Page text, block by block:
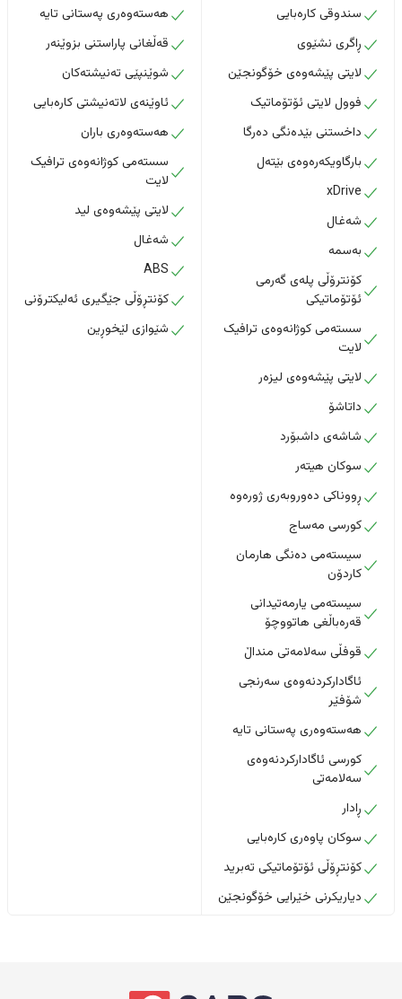
سندوقی کارەبایی
ڕاگری نشێوی
لایتی پێشەوەی خۆگونجێن
فوول لایتی ئۆتۆماتیک
داخستنى بێدەنگى دەرگا
بارگاویکەرەوەی بێتەل
xDrive
شەغال
بەسمە
کۆنترۆڵی پلەی گەرمی
ئۆتۆماتیکی
سستەمی کوژانەوەی ترافیک
لایت
لایتی پێشەوەی لیزەر
داتاشۆ
شاشەی داشبۆرد
سوکان هیتەر
ڕووناکی دەوروبەری ژورەوە
کورسی مەساج
سیستەمی دەنگی هارمان
کاردۆن
سیستەمی یارمەتیدانی
قەرەباڵغی هاتووچۆ
قوفڵی سەلامەتی منداڵ
ئاگادارکردنەوەی سەرنجی
شۆفێر
هەستەوەری پەستانی تایە
کورسی ئاگادارکردنەوەی
سەلامەتی
ڕادار
سوکان پاوەری کارەبایی
کۆنتڕۆڵی ئۆتۆماتیکی تەبرید
دیاریکرنی خێرایی خۆگونجێن
هەستەوەری پەستانی تایە
قەڵغانی پاراستنی بزوێنەر
شوێنپێی تەنیشتەکان
ئاوێنەی لاتەنیشتی کارەبایی
هەستەوەری باران
سستەمی کوژانەوەی ترافیک
لایت
لایتی پێشەوەی لید
شەغال
ABS
کۆنتڕۆڵی جێگیری ئەلیکترۆنی
شێوازی لێخوڕین